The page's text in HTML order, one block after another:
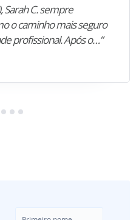
Sarah C. sempre
o caminho mais seguro
profissional. Após o…”